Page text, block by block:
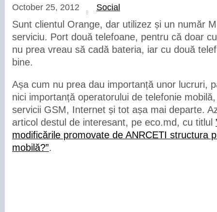
October 25, 2012 Social
Sunt clientul Orange, dar utilizez și un număr
serviciu. Port două telefoane, pentru că doar
nu prea vreau să cadă bateria, iar cu două
bine.
Așa cum nu prea dau importanță unor lucruri,
nici importanță operatorului de telefonie
servicii GSM, Internet și tot așa mai departe.
articol destul de interesant, pe eco.md, cu titlul
modificările promovate de ANRCETI structura
mobilă?”.